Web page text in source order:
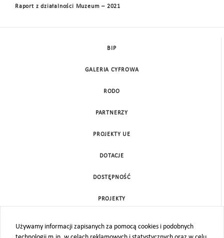
Raport z działalności Muzeum – 2021
Używamy informacji zapisanych za pomocą cookies i podobnych
BIP
GALERIA CYFROWA
RODO
PARTNERZY
PROJEKTY UE
DOTACJE
DOSTĘPNOŚĆ
PROJEKTY